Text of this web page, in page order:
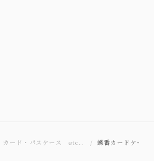
カード・パスケース etc.. 蝶番カードケース